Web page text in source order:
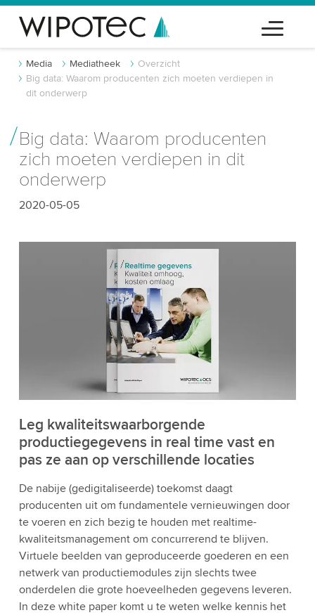
Media Mediatheek
Overzicht
Big data: Waarom producenten zich moeten verdiepen in
dit onderwerp
Big data: Waarom producenten
zich moeten verdiepen in dit
onderwerp
2020-05-05
Leg kwaliteitswaarborgende
productiegegevens in real time vast en
pas ze aan op verschillende locaties
De nabije (gedigitaliseerde) toekomst daagt
producenten uit om fundamentele vernieuwingen door
te voeren en zich bezig te houden met realtime-
kwaliteitsmanagement om concurrerend te blijven.
Virtuele beelden van geproduceerde goederen en een
netwerk van productiemodules zijn slechts twee
onderdelen die grote hoeveelheden gegevens leveren.
In deze white paper komt u te weten welke kennis het